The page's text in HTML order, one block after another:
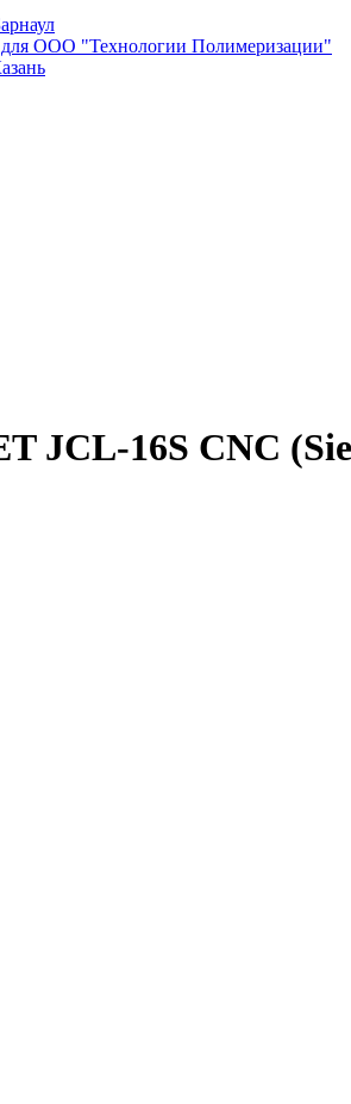
для ООО "Технологии Полимеризации"
JCL-16S CNC